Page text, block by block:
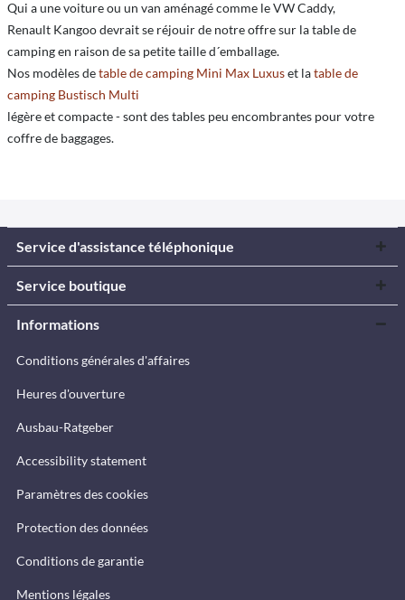
Qui a une voiture ou un van aménagé comme le VW Caddy,
Renault Kangoo devrait se réjouir de notre offre sur la table de
camping en raison de sa petite taille d´emballage.
Nos modèles detable de camping Mini Max Luxuset latable de
camping Bustisch Multi
légère et compacte - sont des tables peu encombrantes pour votre
coffre de baggages.
Service d'assistance téléphonique
Service boutique
Informations
Conditions générales d'affaires
Heures d'ouverture
Ausbau-Ratgeber
Accessibility statement
Paramètres des cookies
Protection des données
Conditions de garantie
Mentions légales